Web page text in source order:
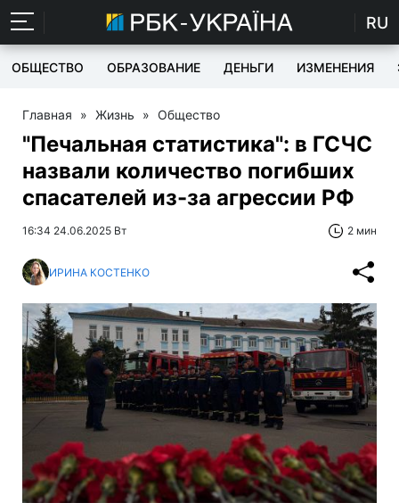
RU
ОБЩЕСТВО ОБРАЗОВАНИЕ ДЕНЬГИ ИЗМЕНЕНИЯ
Главная » Жизнь » Общество
"Печальная статистика": в ГСЧС
назвали количество погибших
спасателей из-за агрессии РФ
16:34 24.06.2025 Вт 2 мин
ИРИНА КОСТЕНКО